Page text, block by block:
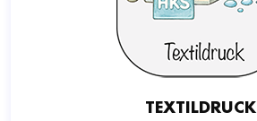
TEXTILDRUCK